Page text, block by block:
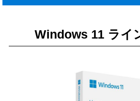
Windows 11 ライ